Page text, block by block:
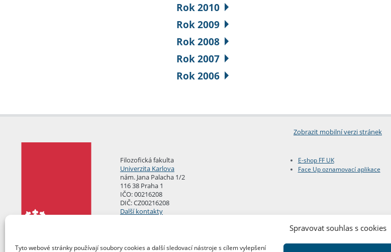
Spravovat souhlas s cookies
Tyto webové stránky používají soubory cookies a další sledovací nástroje s cílem vylepšení
Rok 2010
Rok 2009
Rok 2008
Rok 2007
Rok 2006
Zobrazit mobilní verzi stránek
Filozofická fakulta
Univerzita Karlova
nám. Jana Palacha 1/2
116 38 Praha 1
IČO: 00216208
DIČ: CZ00216208
Další kontakty
E-shop FF UK
Face Up oznamovací aplikace